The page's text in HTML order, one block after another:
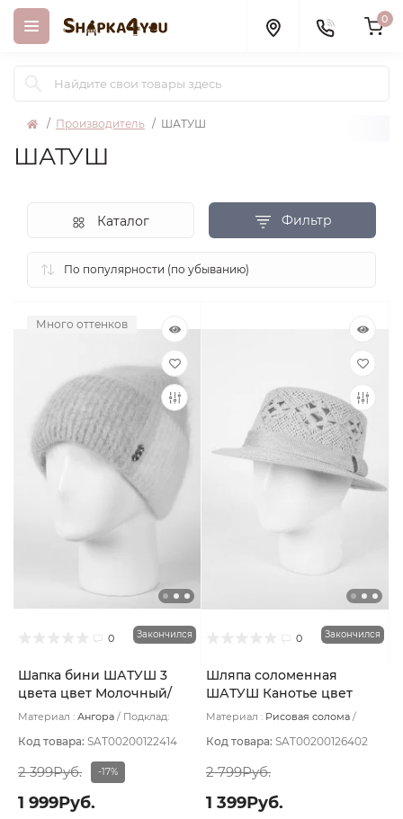
0
Производитель ШАТУШ
ШАТУШ
Фильтр
Каталог
Много оттенков
0 Закончился
Шапка бини ШАТУШ 3
цвета цвет Молочный/
Серый светлый/
Материал : Ангора
Подклад:
Код товара: SAT00200122414
2 399Руб. -17%
1 999Руб.
0 Закончился
Шляпа соломенная
ШАТУШ Канотье цвет
Бежевый светлый размер
Материал : Рисовая солома
Код товара: SAT00200126402
2 799Руб.
1 399Руб.